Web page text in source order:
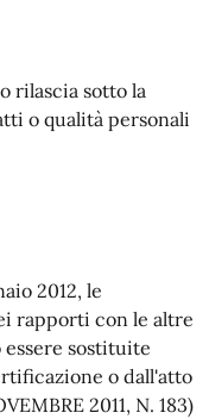
rilascia sotto la
o qualità personali
2012, le
rapporti con le altre
sostituite
o dall'atto
2011, N. 183)